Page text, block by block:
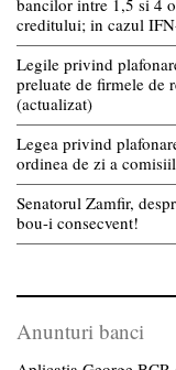
bancilor intre 1,5 si 4
creditului; in cazul
Legile privind
preluate de firmele de
(actualizat)
Legea privind
ordinea de zi a
Senatorul Zamfir,
bou-i consecvent!
Anunturi banci